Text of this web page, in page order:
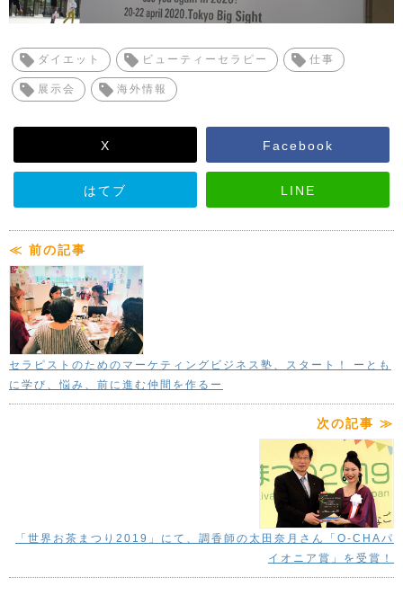
ダイエット ビューティーセラピー 仕事
展示会 海外情報
X Facebook
はてブ LINE
≪ 前の記事
セラピストのためのマーケティングビジネス塾、スタート！ ーとも
に学び、悩み、前に進む仲間を作るー
次の記事 ≫
「世界お茶まつり2019」にて、調香師の太田奈月さん「O-CHAパ
イオニア賞」を受賞！